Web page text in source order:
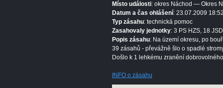
Místo události: okres Náchod — Okres
Datum a čas ohlášení: 23.07.2009
Typ zásahu: technická pomoc
Zasahovaly jednotky: 3 PS HZS, 18
Popis zásahu: Na území okresu, po
39 zásahů - převážně šlo o spadlé
Došlo k 1 lehkému zranění
INFO o zásahu